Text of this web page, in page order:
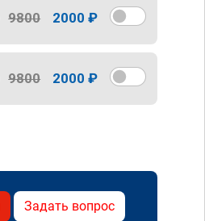
9800 2000 ₽
9800 2000 ₽
Задать вопрос